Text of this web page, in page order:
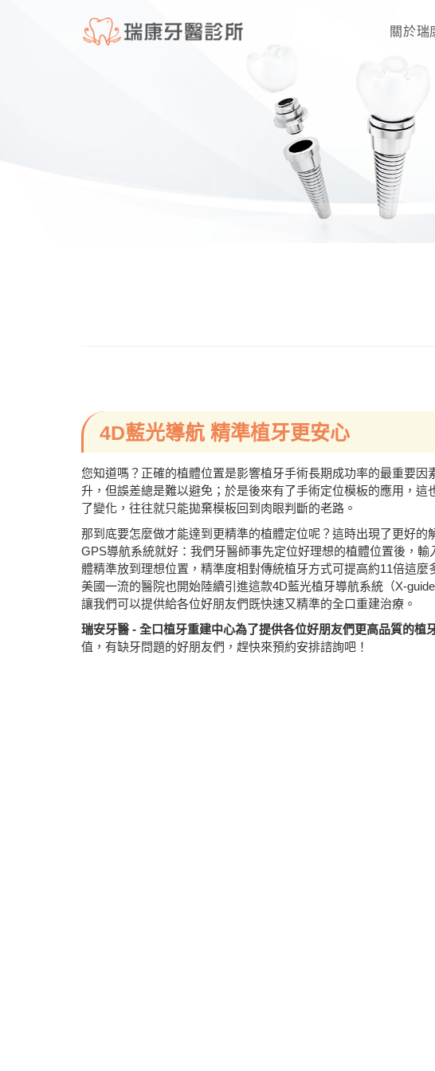
關於瑞
4D藍光導航 精準植牙更安心
您知道嗎？正確的植體位置是影響植牙手術長期成功率的最重要
升，但誤差總是難以避免；於是後來有了手術定位模板的應用，
了變化，往往就只能拋棄模板回到肉眼判斷的老路。
那到底要怎麼做才能達到更精準的植體定位呢？這時出現了更好
GPS導航系統就好：我們牙醫師事先定位好理想的植體位置後，
體精準放到理想位置，精準度相對傳統植牙方式可提高約11倍這
美國一流的醫院也開始陸續引進這款4D藍光植牙導航系統（X-
讓我們可以提供給各位好朋友們既快速又精準的全口重建治療。
瑞安牙醫 - 全口植牙重建中心為了提供各位好朋友們更高品質的植
值，有缺牙問題的好朋友們，趕快來預約安排諮詢吧！